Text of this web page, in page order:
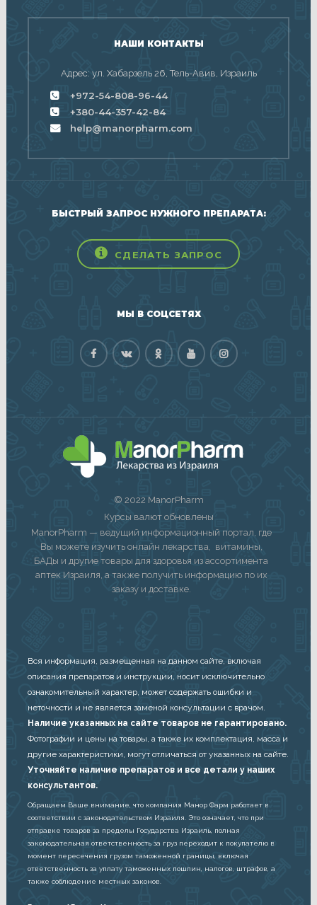
НАШИ КОНТАКТЫ
Адрес: ул. Хабарзель 26, Тель-Авив, Израиль
+972-54-808-96-44
+380-44-357-42-84
help@manorpharm.com
БЫСТРЫЙ ЗАПРОС НУЖНОГО ПРЕПАРАТА:
СДЕЛАТЬ ЗАПРОС
МЫ В СОЦСЕТЯХ
© 2022 ManorPharm
Курсы валют обновлены
ManorPharm — ведущий информационный портал, где
Вы можете изучить онлайн лекарства, витамины,
БАДы и другие товары для здоровья из ассортимента
аптек Израиля, а также получить информацию по их
заказу и доставке.
Вся информация, размещенная на данном сайте, включая
описания препаратов и инструкции, носит исключительно
ознакомительный характер, может содержать ошибки и
неточности и не является заменой консультации с врачом.
Наличие указанных на сайте товаров не гарантировано.
Фотографии и цены на товары, а также их комплектация, масса и
другие характеристики, могут отличаться от указанных на сайте.
Уточняйте наличие препаратов и все детали у наших
консультантов.
Обращаем Ваше внимание, что компания Манор Фарм работает в
соответствии с законодательством Израиля. Это означает, что при
отправке товаров за пределы Государства Израиль, полная
законодательная ответственность за груз переходит к покупателю в
момент пересечения грузом таможенной границы, включая
ответственность за уплату таможенных пошлин, налогов, штрафов, а
также соблюдение местных законов.